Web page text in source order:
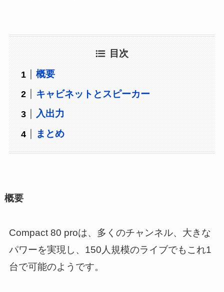
目次
概要
キャビネットとスピーカー
入出力
まとめ
概要
Compact 80 proは、多くのチャンネル、大きな
パワーを実現し、150人規模のライブでもこれ1
台で可能のようです。